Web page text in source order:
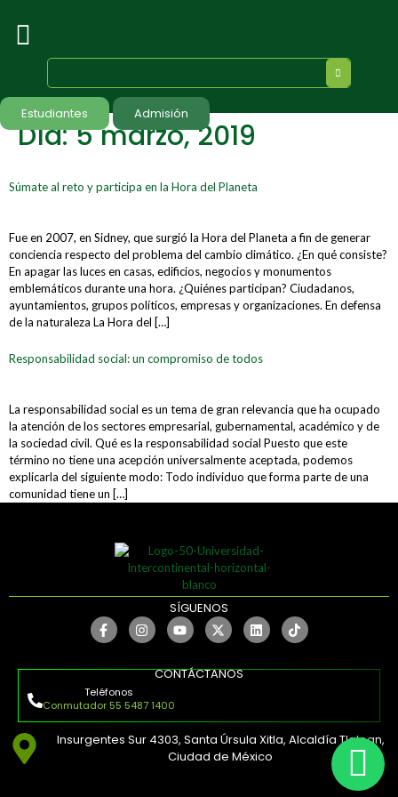
Estudiantes Admisión
Día:5 marzo, 2019
Súmate al reto y participa en la Hora del Planeta
Fue en 2007, en Sidney, que surgió la Hora del Planeta a fin de generar
conciencia respecto del problema del cambio climático. ¿En qué consiste?
En apagar las luces en casas, edificios, negocios y monumentos
emblemáticos durante una hora. ¿Quiénes participan? Ciudadanos,
ayuntamientos, grupos políticos, empresas y organizaciones. En defensa
de la naturaleza La Hora del […]
Responsabilidad social: un compromiso de todos
La responsabilidad social es un tema de gran relevancia que ha ocupado
la atención de los sectores empresarial, gubernamental, académico y de
la sociedad civil. Qué es la responsabilidad social Puesto que este
término no tiene una acepción universalmente aceptada, podemos
explicarla del siguiente modo: Todo individuo que forma parte de una
comunidad tiene un […]
SÍGUENOS
CONTÁCTANOS
Teléfonos
Conmutador 55 5487 1400
Insurgentes Sur 4303, Santa Úrsula Xitla, Alcaldía Tlalpan,
Ciudad de México